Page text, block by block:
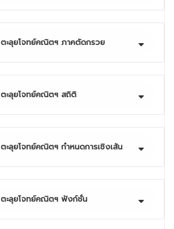
ตะลุยโจทย์คณิตฯ ภาคตัดกรวย
ตะลุยโจทย์คณิตฯ สถิติ
ตะลุยโจทย์คณิตฯ กำหนดการเชิงเส้น
ตะลุยโจทย์คณิตฯ ฟังก์ชั่น